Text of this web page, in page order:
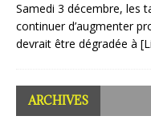
Samedi 3 décembre, les
continuer d’augmenter
devrait être dégradée à
ARCHIVES